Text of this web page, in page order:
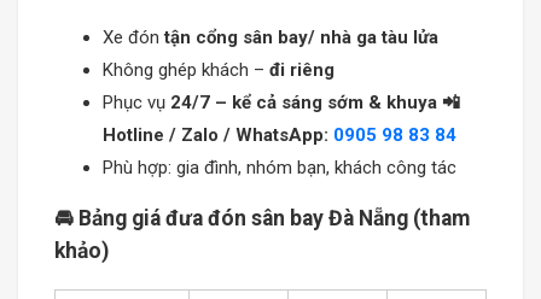
Xe đóntận cổng sân bay/ nhà ga tàu lửa
Không ghép khách – đi riêng
Phục vụ 24/7 – kể cả sáng sớm & khuya 📲
Hotline / Zalo / WhatsApp: 0905 98 83 84
Phù hợp: gia đình, nhóm bạn, khách công tác
🚘 Bảng giá đưa đón sân bay Đà Nẵng (tham
khảo)